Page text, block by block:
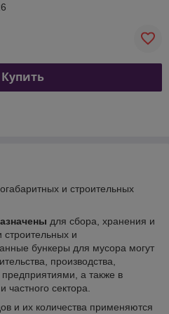
Купить
и строительных
для сбора, хранения и
строительных и
бункеры для мусора могут
производства,
а также в
сектора.
и их количества применяются